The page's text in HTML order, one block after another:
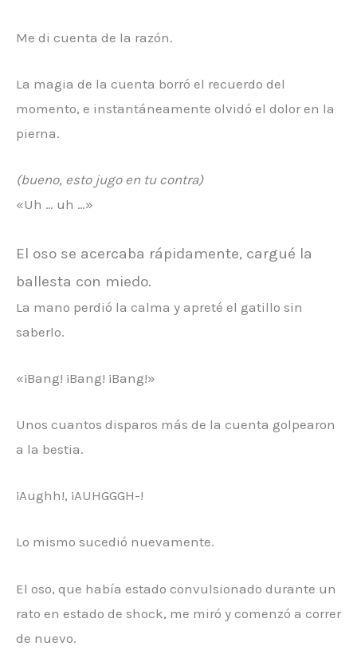
Me di cuenta de la razón.
La magia de la cuenta borró el recuerdo del
momento, e instantáneamente olvidó el dolor en la
pierna.
(bueno, esto jugo en tu contra)
«Uh … uh …»
El oso se acercaba rápidamente, cargué la
ballesta con miedo.
La mano perdió la calma y apreté el gatillo sin
saberlo.
«¡Bang! ¡Bang! ¡Bang!»
Unos cuantos disparos más de la cuenta golpearon
a la bestia.
¡Aughh!, ¡AUHGGGH-!
Lo mismo sucedió nuevamente.
El oso, que había estado convulsionado durante un
rato en estado de shock, me miró y comenzó a correr
de nuevo.